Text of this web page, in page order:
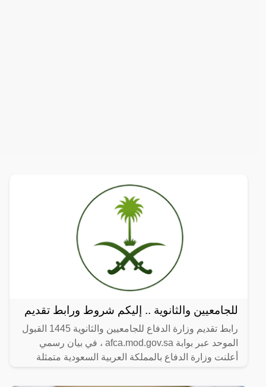
للجامعيين والثانوية .. إليكم شروط ورابط تقديم
رابط تقديم وزارة الدفاع للجامعيين والثانوية 1445 القبول
الموحد عبر بوابة afca.mod.gov.sa ، في بيان رسمي
أعلنت وزارة الدفاع بالمملكة العربية السعودية متمثلة